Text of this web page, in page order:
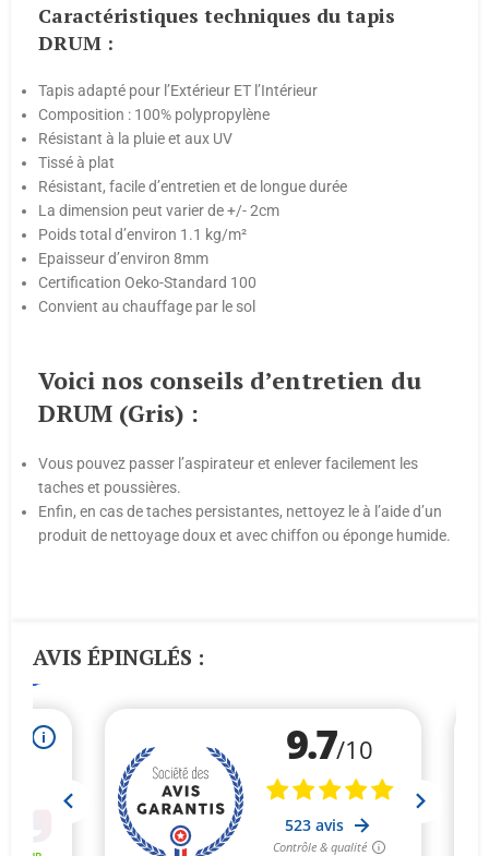
Caractéristiques techniques du tapis
DRUM :
Tapis adapté pour l’Extérieur ET l’Intérieur
Composition : 100% polypropylène
Résistant à la pluie et aux UV
Tissé à plat
Résistant, facile d’entretien et de longue durée
La dimension peut varier de +/- 2cm
Poids total d’environ 1.1 kg/m²
Epaisseur d’environ 8mm
Certification Oeko-Standard 100
Convient au chauffage par le sol
Voici nos conseils d’entretien du
DRUM (Gris) :
Vous pouvez passer l’aspirateur et enlever facilement les
taches et poussières.
Enfin, en cas de taches persistantes, nettoyez le à l’aide d’un
produit de nettoyage doux et avec chiffon ou éponge humide.
AVIS ÉPINGLÉS :